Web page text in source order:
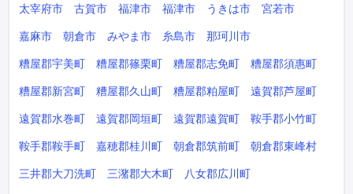
太宰府市 古賀市 福津市 福津市 うきは市 宮若市
嘉麻市 朝倉市 みやま市 糸島市 那珂川市
糟屋郡宇美町 糟屋郡篠栗町 糟屋郡志免町 糟屋郡須惠町
糟屋郡新宮町 糟屋郡久山町 糟屋郡粕屋町 遠賀郡芦屋町
遠賀郡水巻町 遠賀郡岡垣町 遠賀郡遠賀町 鞍手郡小竹町
鞍手郡鞍手町 嘉穂郡桂川町 朝倉郡筑前町 朝倉郡東峰村
三井郡大刀洗町 三潴郡大木町 八女郡広川町